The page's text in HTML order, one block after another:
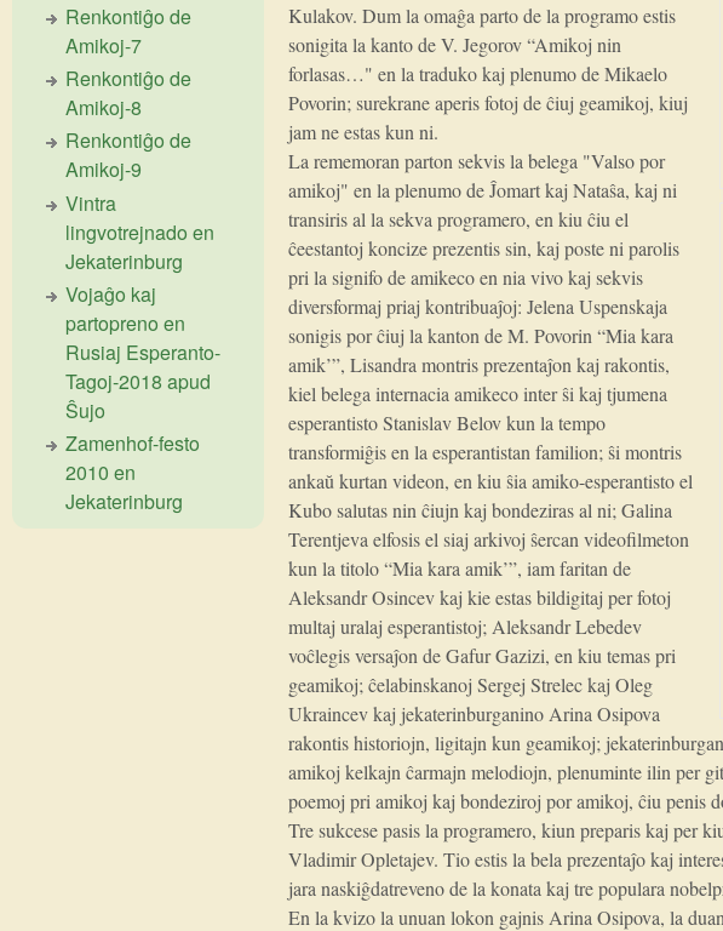
Kulakov. Dum la omaĝa parto de la programo estis
sonigita la kanto de V. Jegorov “Amikoj nin
forlasas…" en la traduko kaj plenumo de Mikaelo
Povorin; surekrane aperis fotoj de ĉiuj geamikoj, kiuj
jam ne estas kun ni.
La rememoran parton sekvis la belega "Valso por
amikoj" en la plenumo de Ĵomart kaj Nataŝa, kaj ni
transiris al la sekva programero, en kiu ĉiu el
ĉeestantoj koncize prezentis sin, kaj poste ni parolis
pri la signifo de amikeco en nia vivo kaj sekvis
diversformaj priaj kontribuaĵoj: Jelena Uspenskaja
sonigis por ĉiuj la kanton de M. Povorin “Mia kara
amik’”, Lisandra montris prezentaĵon kaj rakontis,
kiel belega internacia amikeco inter ŝi kaj tjumena
esperantisto Stanislav Belov kun la tempo
transformiĝis en la esperantistan familion; ŝi montris
ankaŭ kurtan videon, en kiu ŝia amiko-esperantisto el
Kubo salutas nin ĉiujn kaj bondeziras al ni; Galina
Terentjeva elfosis el siaj arkivoj ŝercan videofilmeton
kun la titolo “Mia kara amik’”, iam faritan de
Aleksandr Osincev kaj kie estas bildigitaj per fotoj
multaj uralaj esperantistoj; Aleksandr Lebedev
voĉlegis versaĵon de Gafur Gazizi, en kiu temas pri
geamikoj; ĉelabinskanoj Sergej Strelec kaj Oleg
Ukraincev kaj jekaterinburganino Arina Osipova
rakontis historiojn, ligitajn kun geamikoj;
amikoj kelkajn ĉarmajn melodiojn, plenuminte ilin per
poemoj pri amikoj kaj bondeziroj por amikoj, ĉiu penis
Tre sukcese pasis la programero, kiun preparis kaj per
Vladimir Opletajev. Tio estis la bela prezentaĵo kaj
jara naskiĝdatreveno de la konata kaj tre populara
En la kvizo la unuan lokon gajnis Arina Osipova, la
Renkontiĝo de
Amikoj-7
Renkontiĝo de
Amikoj-8
Renkontiĝo de
Amikoj-9
Vintra
lingvotrejnado en
Jekaterinburg
Vojaĝo kaj
partopreno en
Rusiaj Esperanto-
Tagoj-2018 apud
Ŝujo
Zamenhof-festo
2010 en
Jekaterinburg